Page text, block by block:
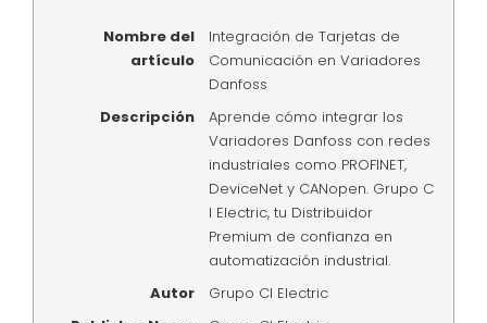
Nombre del
artículo
Integración de Tarjetas de
Comunicación en Variadores
Danfoss
Descripción
Aprende cómo integrar los
Variadores Danfoss con redes
industriales como PROFINET,
DeviceNet y CANopen. Grupo C
I Electric, tu Distribuidor
Premium de confianza en
automatización industrial.
Autor
Grupo CI Electric